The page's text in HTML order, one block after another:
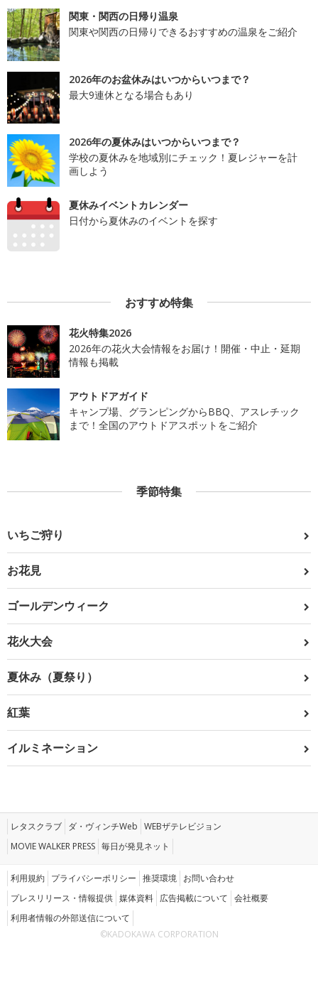
関東・関西の日帰り温泉
関東や関西の日帰りできるおすすめの温泉をご紹介
2026年のお盆休みはいつからいつまで？
最大9連休となる場合もあり
2026年の夏休みはいつからいつまで？
学校の夏休みを地域別にチェック！夏レジャーを計
画しよう
夏休みイベントカレンダー
日付から夏休みのイベントを探す
おすすめ特集
花火特集2026
2026年の花火大会情報をお届け！開催・中止・延期
情報も掲載
アウトドアガイド
キャンプ場、グランピングからBBQ、アスレチック
まで！全国のアウトドアスポットをご紹介
季節特集
いちご狩り
お花見
ゴールデンウィーク
花火大会
夏休み（夏祭り）
紅葉
イルミネーション
レタスクラブ ダ・ヴィンチWeb WEBザテレビジョン
MOVIE WALKER PRESS 毎日が発見ネット
利用規約 プライバシーポリシー 推奨環境 お問い合わせ
プレスリリース・情報提供 媒体資料 広告掲載について 会社概要
利用者情報の外部送信について
©KADOKAWA CORPORATION